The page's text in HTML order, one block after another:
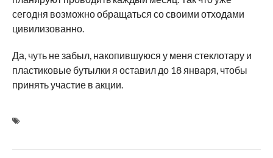
сегодня возможно обращаться со своими отходами
цивилизованно.
Да, чуть не забыл, накопившуюся у меня стеклотару и
пластиковые бутылки я оставил до 18 января, чтобы
принять участие в акции.